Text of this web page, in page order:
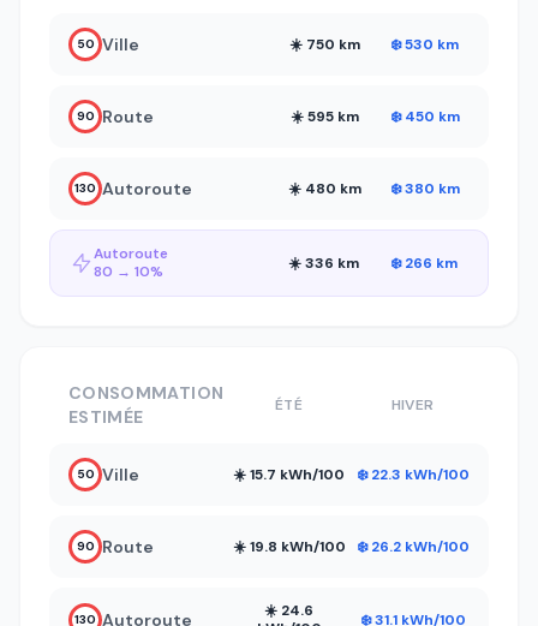
50 Ville ☀️ 750 km ❄️ 530 km
90 Route ☀️ 595 km ❄️ 450 km
130 Autoroute ☀️ 480 km ❄️ 380 km
Autoroute
80 → 10%
☀️ 336 km ❄️ 266 km
CONSOMMATION
ESTIMÉE
ÉTÉ HIVER
50 Ville ☀️ 15.7 kWh/100 ❄️ 22.3 kWh/100
90 Route ☀️ 19.8 kWh/100 ❄️ 26.2 kWh/100
130 Autoroute
☀️ 24.6
❄️ 31.1 kWh/100